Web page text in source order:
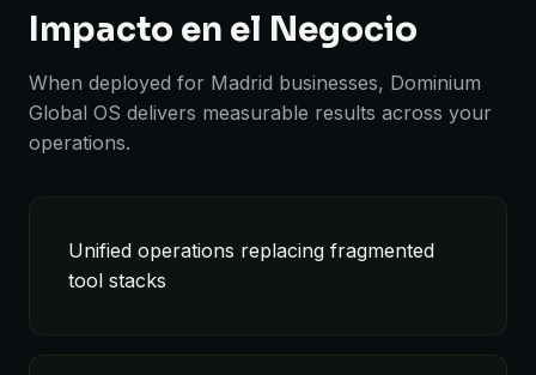
Impacto en el Negocio
When deployed for Madrid businesses, Dominium
Global OS delivers measurable results across your
operations.
Unified operations replacing fragmented
tool stacks